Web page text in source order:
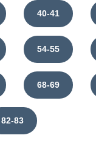
40-41
54-55
68-69
82-83